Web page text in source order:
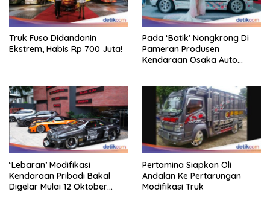
Truk Fuso Didandanin
Ekstrem, Habis Rp 700 Juta!
Pada ‘Batik’ Nongkrong Di
Pameran Produsen
Kendaraan Osaka Auto
‘Lebaran’ Modifikasi
Kendaraan Pribadi Bakal
Digelar Mulai 12 Oktober
Pertamina Siapkan Oli
Andalan Ke Pertarungan
Modifikasi Truk